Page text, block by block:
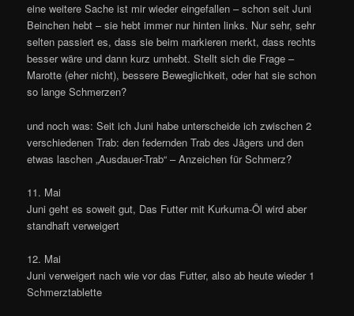
eine weitere Sache ist mir wieder eingefallen – schon seit Juni
Beinchen hebt – sie hebt immer nur hinten links. Nur sehr, sehr
selten passiert es, dass sie beim markieren merkt, dass rechts
besser wäre und dann kurz umhebt. Stellt sich die Frage –
Marotte (eher nicht), bessere Beweglichkeit, oder hat sie schon
so lange Schmerzen?
und noch was: Seit ich Juni habe unterscheide ich zwischen 2
verschiedenen Trab: den federnden Trab des Jägers und den
etwas laschen „Ausdauer-Trab“ – Anzeichen für Schmerz?
11. Mai
Juni geht es soweit gut, Das Futter mit Kurkuma-Öl wird aber
standhaft verweigert
12. Mai
Juni verweigert nach wie vor das Futter, also ab heute wieder 1
Schmerztablette